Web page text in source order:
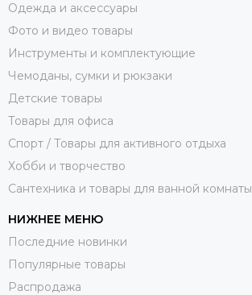
Одежда и аксессуары
Фото и видео товары
Инструменты и комплектующие
Чемоданы, сумки и рюкзаки
Детские товары
Товары для офиса
Спорт / Товары для активного отдыха
Хобби и творчество
Сантехника и товары для ванной комнаты
НИЖНЕЕ МЕНЮ
Последние новинки
Популярные товары
Распродажа